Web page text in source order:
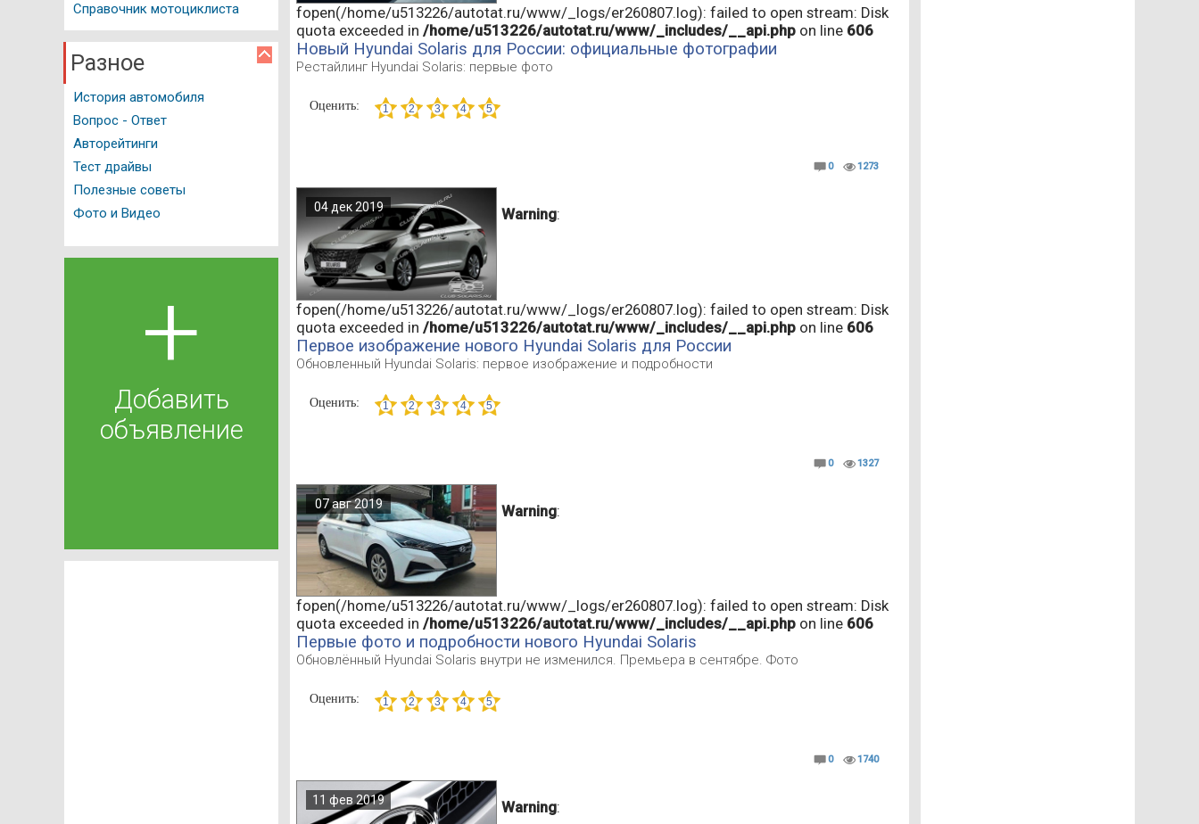
Справочник мотоциклиста
Разное
История автомобиля
Вопрос - Ответ
Авторейтинги
Тест драйвы
Полезные советы
Фото и Видео
+
Добавить
объявление
fopen(/home/u513226/autotat.ru/www/_logs/er260807.log): failed to open stream: Disk
quota exceeded in /home/u513226/autotat.ru/www/_includes/__api.php on line 606
Новый Hyundai Solaris для России: официальные фотографии
Рестайлинг Hyundai Solaris: первые фото
Оценить:
0 1273
Warning:
fopen(/home/u513226/autotat.ru/www/_logs/er260807.log): failed to open stream: Disk
quota exceeded in /home/u513226/autotat.ru/www/_includes/__api.php on line 606
04 дек 2019
Первое изображение нового Hyundai Solaris для России
Обновленный Hyundai Solaris: первое изображение и подробности
Оценить:
0 1327
Warning:
fopen(/home/u513226/autotat.ru/www/_logs/er260807.log): failed to open stream: Disk
quota exceeded in /home/u513226/autotat.ru/www/_includes/__api.php on line 606
07 авг 2019
Первые фото и подробности нового Hyundai Solaris
Обновлённый Hyundai Solaris внутри не изменился. Премьера в сентябре. Фото
Оценить:
0 1740
Warning:
11 фев 2019